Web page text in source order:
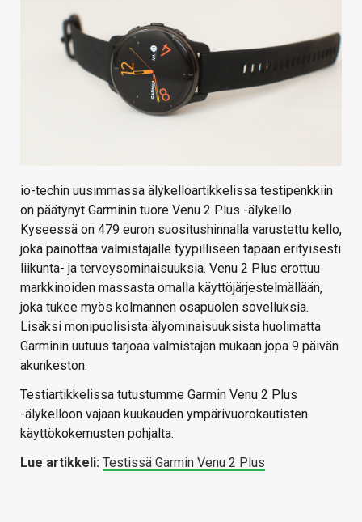
VAIHDA TEEMA
io-techin uusimmassa älykelloartikkelissa testipenkkiin
on päätynyt Garminin tuore Venu 2 Plus -älykello.
Kyseessä on 479 euron suositushinnalla varustettu kello,
joka painottaa valmistajalle tyypilliseen tapaan erityisesti
liikunta- ja terveysominaisuuksia. Venu 2 Plus erottuu
markkinoiden massasta omalla käyttöjärjestelmällään,
joka tukee myös kolmannen osapuolen sovelluksia.
Lisäksi monipuolisista älyominaisuuksista huolimatta
Garminin uutuus tarjoaa valmistajan mukaan jopa 9 päivän
akunkeston.
Testiartikkelissa tutustumme Garmin Venu 2 Plus
-älykelloon vajaan kuukauden ympärivuorokautisten
käyttökokemusten pohjalta.
Lue artikkeli: Testissä Garmin Venu 2 Plus